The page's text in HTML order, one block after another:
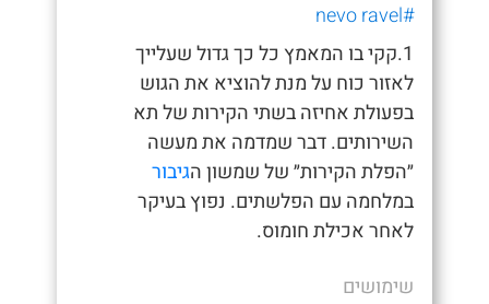
#nevo ravel
1.קקי בו המאמץ כל כך גדול שעלייך
לאזור כוח על מנת להוציא את הגוש
בפעולת אחיזה בשתי הקירות של תא
השירותים. דבר שמדמה את מעשה
״הפלת הקירות״ של שמשון הגיבור
במלחמה עם הפלשתים. נפוץ בעיקר
לאחר אכילת חומוס.
שימושים